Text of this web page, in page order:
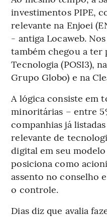
investimentos PIPE,
relevante na Enjoei
- antiga Locaweb.
também chegou a ter
Tecnologia (POSI3),
Grupo Globo) e na
A lógica consiste em
minoritárias – entre
companhias já
relevante de
digital em seu
posiciona como
assento no conselho
o controle.
Dias diz que avalia